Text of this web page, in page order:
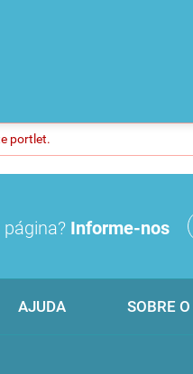
portlet.
Informe-nos
AJUDA SOBRE O